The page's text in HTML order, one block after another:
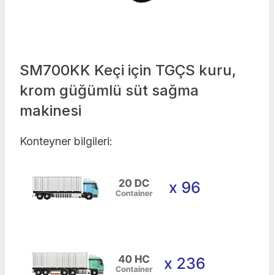
SM700KK Keçi için TGÇS kuru,
krom güğümlü süt sağma
makinesi
Konteyner bilgileri: